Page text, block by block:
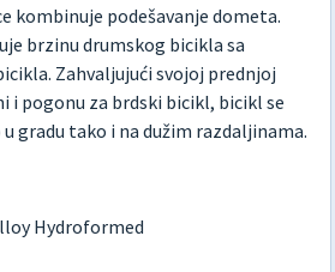
kombinuje podešavanje dometa.
brzinu drumskog bicikla sa
Zahvaljujući svojoj prednjoj
i pogonu za brdski bicikl, bicikl se
gradu tako i na dužim razdaljinama.
Hydroformed